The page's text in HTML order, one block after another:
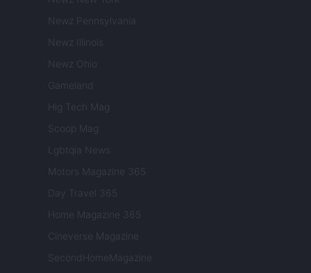
Newz Pennsylvania
Newz Illinois
Newz Ohio
Gameland
Hig Tech Mag
Scoop Mag
Lgbtqia News
Motors Magazine 365
Day Travel 365
Home Magazine 365
Cineverse Magazine
SecondHomeMagazine